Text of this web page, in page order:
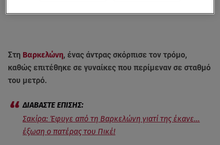
Στη Βαρκελώνη, ένας άντρας σκόρπισε τον τρόμο,
καθώς επιτέθηκε σε γυναίκες που περίμεναν σε σταθμό
του μετρό.
Σακίρα: Έφυγε από τη Βαρκελώνη γιατί της έκανε...
έξωση ο πατέρας του Πικέ!